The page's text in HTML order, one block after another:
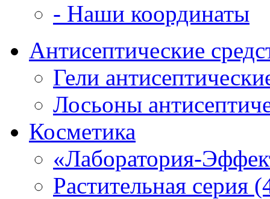
- Наши координаты
Антисептические
Гели
Лосьоны
Косметика
«Лаборатория-
Растительная серия